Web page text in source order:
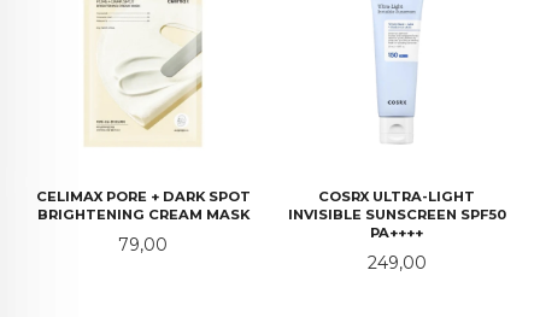
CELIMAX PORE + DARK SPOT
BRIGHTENING CREAM MASK
Pris
79,00
COSRX ULTRA-LIGHT
INVISIBLE SUNSCREEN SPF50
PA++++
Pris
249,00